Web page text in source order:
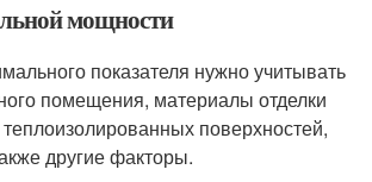
мощности
показателя нужно учитывать
помещения, материалы отделки
поверхностей,
другие факторы.